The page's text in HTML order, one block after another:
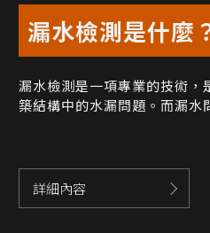
漏水檢測是什麼
漏水檢測是一項專業的技術，
築結構中的水漏問題。而漏水
詳細內容